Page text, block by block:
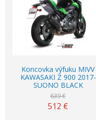
Koncovka výfuku MIVV
KAWASAKI Z 900 2017-
SUONO BLACK
639 €
512 €